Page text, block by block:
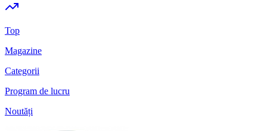
Top
Magazine
Categorii
Program de lucru
Noutăți